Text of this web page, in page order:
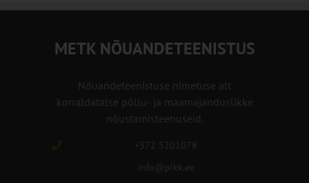
METK NÕUANDETEENISTUS
Nõuandeteenistuse nimetuse alt
korraldatalse põllu- ja maamajanduslikke
nõustamisteenuseid.
+372 5201078
info@pikk.ee